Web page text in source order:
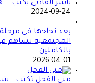
ياسر الفادني
2024-09-24
بعد نجاحها في مرحلة
المجتمعية تساهم
بالكاملين
2026-04-01
منى الفحل تكتب…